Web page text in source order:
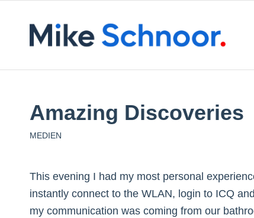
Amazing Discoveries
MEDIEN
This evening I had my most personal
instantly connect to the WLAN, login to ICQ
my communication was coming from our